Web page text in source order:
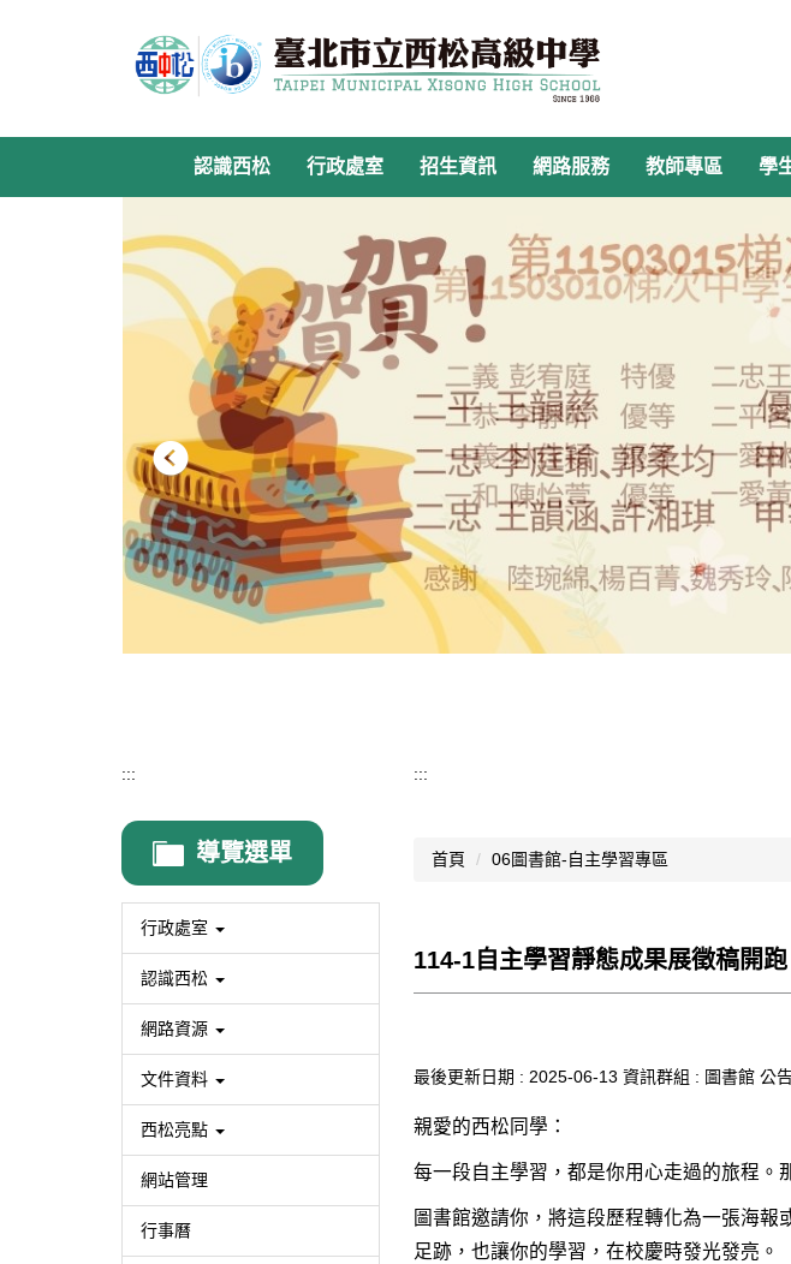
容
認識西松 行政處室 招生資訊 網路服務 教師專區 學
:::
導覽選單
行政處室
認識西松
網路資源
文件資料
西松亮點
網站管理
行事曆
:::
首頁 06圖書館-自主學習專區
114-1自主學習靜態成果展徵稿開
最後更新日期 : 2025-06-13 資訊群組 : 圖書館 公
親愛的西松同學：
每一段自主學習，都是你用心走過的旅程。
圖書館邀請你，將這段歷程轉化為一張海
足跡，也讓你的學習，在校慶時發光發亮。